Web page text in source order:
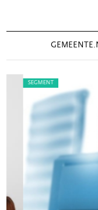
SEGMENT